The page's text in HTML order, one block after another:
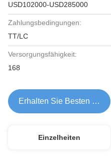
USD102000-USD285000
Zahlungsbedingungen:
TT/LC
Versorgungsfähigkeit:
168
Erhalten Sie Besten Preis
Einzelheiten